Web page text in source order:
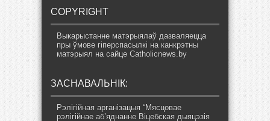
COPYRIGHT
Выкарыстанне матэрыялаў дазваляецца
пры ўмове гіперспасылкі на канкрэтны
матэрыял на сайце Catholicnews.by
ЗАСНАВАЛЬНІК:
Рэлігійная арганізацыя “Мясцовае
рэлігійнае аб’яднанне Віцебская дыяцэзія